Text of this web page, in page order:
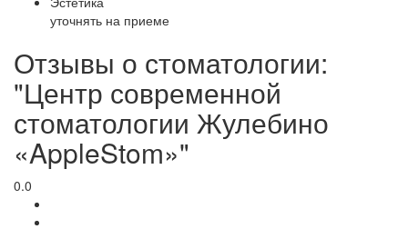
уточнять на приеме
Отзывы о стоматологии:
"Центр современной
стоматологии Жулебино
«AppleStom»"
0.0